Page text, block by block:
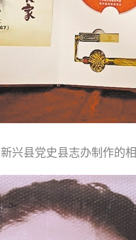
兴县党史县志办制作的